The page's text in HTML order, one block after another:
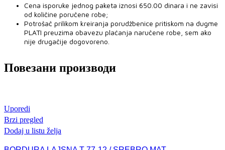
Cena isporuke jednog paketa iznosi 650.00 dinara i ne zavisi
od količine poručene robe;
Potrošač prilikom kreiranja porudžbenice pritiskom na dugme
PLATI preuzima obavezu plaćanja naručene robe, sem ako
nije drugačije dogovoreno.
Повезани производи
Uporedi
Brzi pregled
Dodaj u listu želja